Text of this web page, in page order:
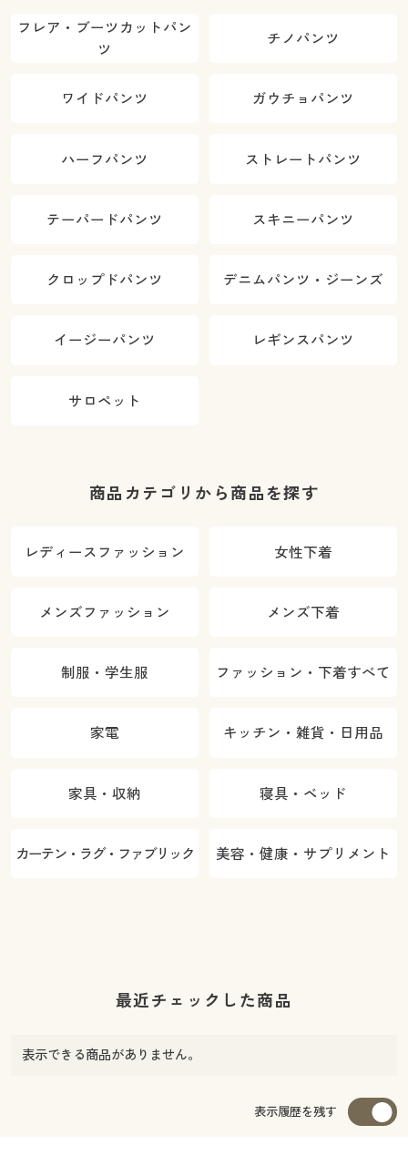
フレア・ブーツカットパン
ツ
チノパンツ
ワイドパンツ ガウチョパンツ
ハーフパンツ ストレートパンツ
テーパードパンツ スキニーパンツ
クロップドパンツ デニムパンツ・ジーンズ
イージーパンツ レギンスパンツ
サロペット
商品カテゴリから商品を探す
レディースファッション 女性下着
メンズファッション メンズ下着
制服・学生服 ファッション・下着すべて
家電 キッチン・雑貨・日用品
家具・収納 寝具・ベッド
カーテン・ラグ・ファブリック 美容・健康・サプリメント
最近チェックした商品
表示できる商品がありません。
表示履歴を残す